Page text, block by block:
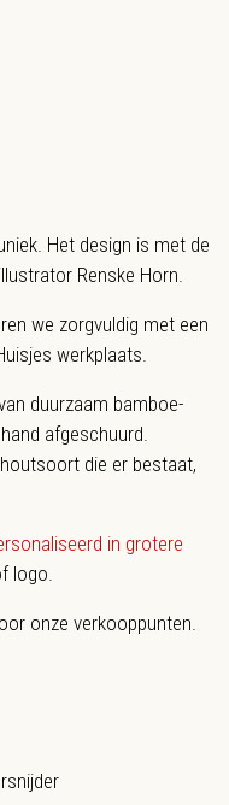
Het design is met de
Renske Horn.
we zorgvuldig met een
werkplaats.
duurzaam bamboe-
afgeschuurd.
die er bestaat,
in grotere
logo.
onze verkooppunten.